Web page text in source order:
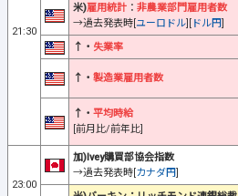
21:30
米)雇用統計 ： 非農業部門雇用者数
→過去発表時[ユーロドル][ ドル円]
↑・ 失業率
↑・ 製造業雇用者数
↑・ 平均時給
[前月比/前年比]
23:00
加)Ivey購買部協会指数
→過去発表時[カナダ円]